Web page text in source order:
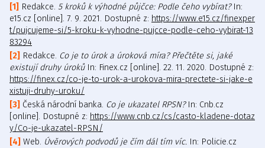
Redakce. 5 kroků k výhodné půjčce: Podle čeho vybírat? In:
e15.cz [online]. 7. 9. 2021. Dostupné z: https://www.e15.cz/finexper
t/pujcujeme-si/5-kroku-k-vyhodne-pujcce-podle-ceho-vybirat-13
83294
Redakce. Co je to úrok a úroková míra? Přečtěte si, jaké
existují druhy úroků In: Finex.cz [online]. 22. 11. 2020. Dostupné z:
https://finex.cz/co-je-to-urok-a-urokova-mira-prectete-si-jake-e
xistuji-druhy-uroku/
Česká národní banka. Co je ukazatel RPSN? In: Cnb.cz
[online]. Dostupné z: https://www.cnb.cz/cs/casto-kladene-dotaz
y/Co-je-ukazatel-RPSN/
Web. Úvěrových podvodů je čím dál tím víc. In: Policie.cz